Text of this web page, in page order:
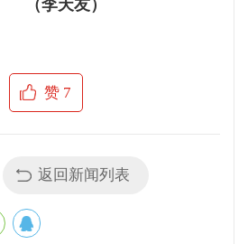
友）
赞 7
返回新闻列表